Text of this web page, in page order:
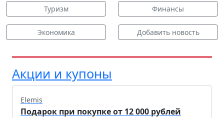
Туризм Финансы
Экономика Добавить новость
Акции и купоны
Elemis
Подарок при покупке от 12 000 рублей